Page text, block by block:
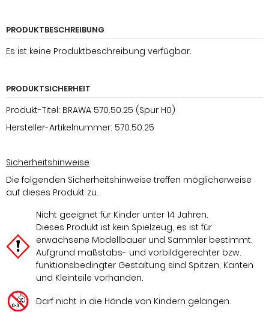
PRODUKTBESCHREIBUNG
Es ist keine Produktbeschreibung verfügbar.
PRODUKTSICHERHEIT
Produkt-Titel: BRAWA 570.50.25 (Spur H0)
Hersteller-Artikelnummer: 570.50.25
Sicherheitshinweise
Die folgenden Sicherheitshinweise treffen möglicherweise
auf dieses Produkt zu.
Nicht geeignet für Kinder unter 14 Jahren.
Dieses Produkt ist kein Spielzeug, es ist für
erwachsene Modellbauer und Sammler bestimmt.
Aufgrund maßstabs- und vorbildgerechter bzw.
funktionsbedingter Gestaltung sind Spitzen, Kanten
und Kleinteile vorhanden.
Darf nicht in die Hände von Kindern gelangen.